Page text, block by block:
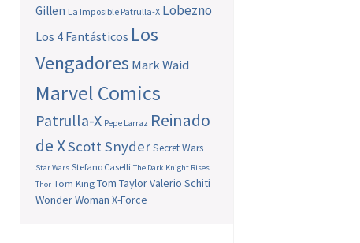
Gillen La Imposible Patrulla-X Lobezno
Los 4 Fantásticos Los
Vengadores Mark Waid
Marvel Comics
Patrulla-X Pepe Larraz Reinado
de XScott SnyderSecret Wars
Star Wars Stefano Caselli The Dark Knight Rises
Thor Tom King Tom TaylorValerio Schiti
Wonder Woman X-Force